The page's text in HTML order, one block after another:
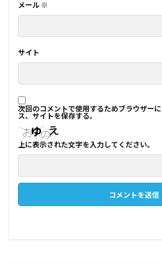
メール ※
サイト
次回のコメントで使用するためブラウザー
ス、サイトを保存する。
上に表示された文字を入力してください。